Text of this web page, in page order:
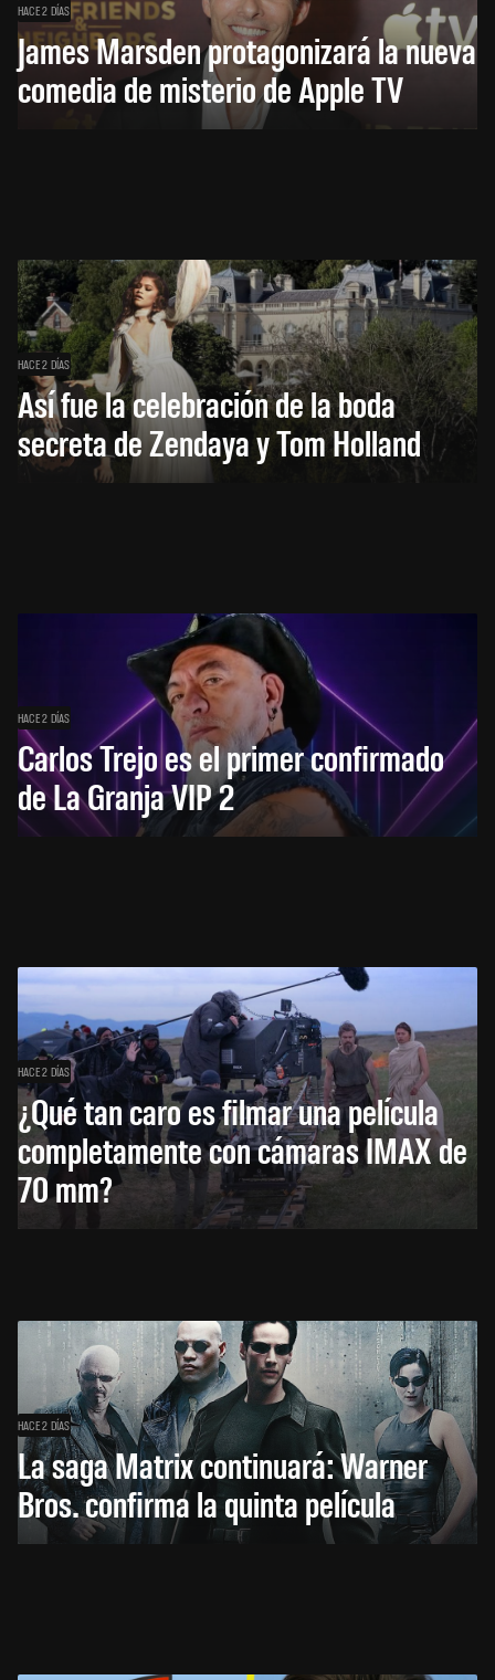
HACE 2 DÍAS
James Marsden protagonizará la nueva
comedia de misterio de Apple TV
HACE 2 DÍAS
Así fue la celebración de la boda
secreta de Zendaya y Tom Holland
HACE 2 DÍAS
Carlos Trejo es el primer confirmado
de La Granja VIP 2
HACE 2 DÍAS
¿Qué tan caro es filmar una película
completamente con cámaras IMAX de
70 mm?
HACE 2 DÍAS
La saga Matrix continuará: Warner
Bros. confirma la quinta película